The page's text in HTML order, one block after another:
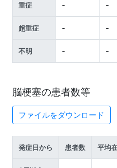
重症 - -
超重症 - -
不明 - -
脳梗塞の患者数等
ファイルをダウンロード
発症日から 患者数 平均